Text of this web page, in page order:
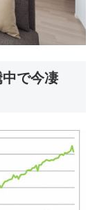
で今凄